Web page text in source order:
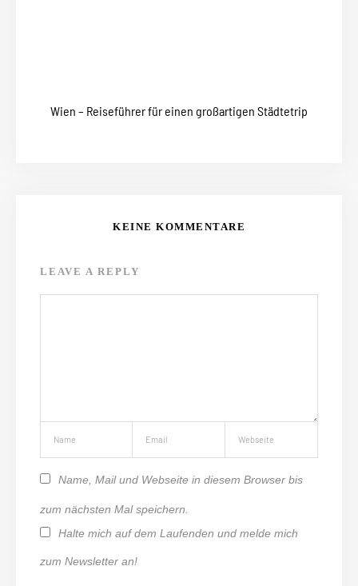
Wien – Reiseführer für einen großartigen Städtetrip
KEINE KOMMENTARE
LEAVE A REPLY
Name, Mail und Webseite in diesem Browser bis
zum nächsten Mal speichern.
Halte mich auf dem Laufenden und melde mich
zum Newsletter an!